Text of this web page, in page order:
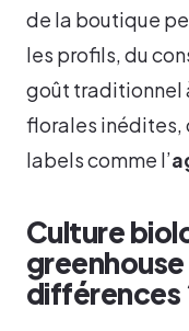
de la boutique
les profils, du
goût traditionnel
florales inédites,
labels comme l’
Culture
différences